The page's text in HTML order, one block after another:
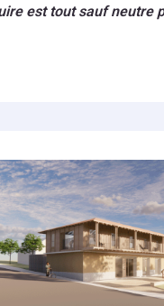
est tout sauf neutre